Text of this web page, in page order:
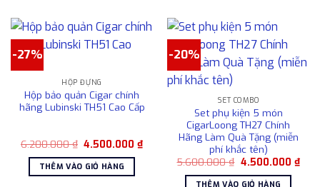
trang
sản
phẩm
-27%
HỘP ĐỰNG
Hộp bảo quản Cigar chính
hãng Lubinski TH51 Cao Cấp
6.200.000₫ Giá
là:
6.200.000 ₫.
4.500.000₫Giá
4.500.000 ₫.
THÊM VÀO GIỎ HÀNG
-20%
SET COMBO
Set phụ kiện 5 món
CigarLoong TH27 Chính
Hãng Làm Quà Tặng (miễn
phí khắc tên)
5.600.000₫ Giá
là:
4.500.000 ₫Giá
THÊM VÀO GIỎ HÀNG